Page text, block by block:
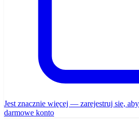
Jest znacznie więcej — zarejestruj się,
darmowe konto